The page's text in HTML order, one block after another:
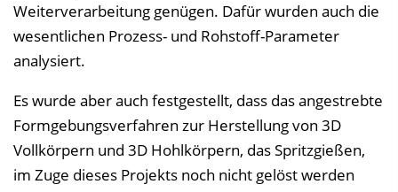
Weiterverarbeitung genügen. Dafür wurden auch die
wesentlichen Prozess- und Rohstoff-Parameter
analysiert.
Es wurde aber auch festgestellt, dass das angestrebte
Formgebungsverfahren zur Herstellung von 3D
Vollkörpern und 3D Hohlkörpern, das Spritzgießen,
im Zuge dieses Projekts noch nicht gelöst werden